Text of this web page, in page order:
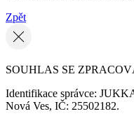
Zpět
SOUHLAS SE
Identifikace správce:
Nová Ves, IČ: 25502182.